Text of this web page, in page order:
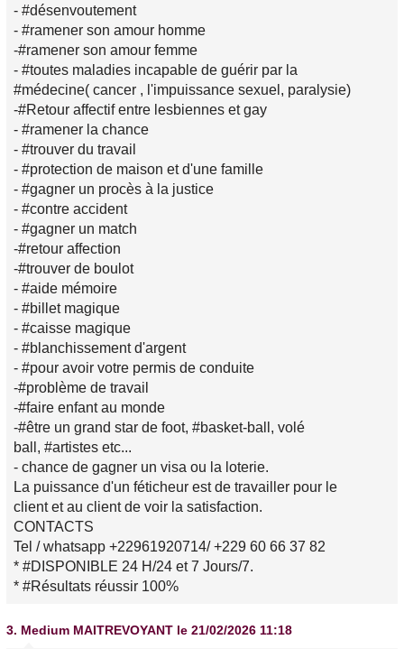
- #désenvoutement
- #ramener son amour homme
-#ramener son amour femme
- #toutes maladies incapable de guérir par la
#médecine( cancer , l'impuissance sexuel, paralysie)
-#Retour affectif entre lesbiennes et gay
- #ramener la chance
- #trouver du travail
- #protection de maison et d'une famille
- #gagner un procès à la justice
- #contre accident
- #gagner un match
-#retour affection
-#trouver de boulot
- #aide mémoire
- #billet magique
- #caisse magique
- #blanchissement d'argent
- #pour avoir votre permis de conduite
-#problème de travail
-#faire enfant au monde
-#être un grand star de foot, #basket-ball, volé
ball, #artistes etc...
- chance de gagner un visa ou la loterie.
La puissance d'un féticheur est de travailler pour le
client et au client de voir la satisfaction.
CONTACTS
Tel / whatsapp +22961920714/ +229 60 66 37 82
* #DISPONIBLE 24 H/24 et 7 Jours/7.
* #Résultats réussir 100%
3. Medium MAITREVOYANT le 21/02/2026 11:18